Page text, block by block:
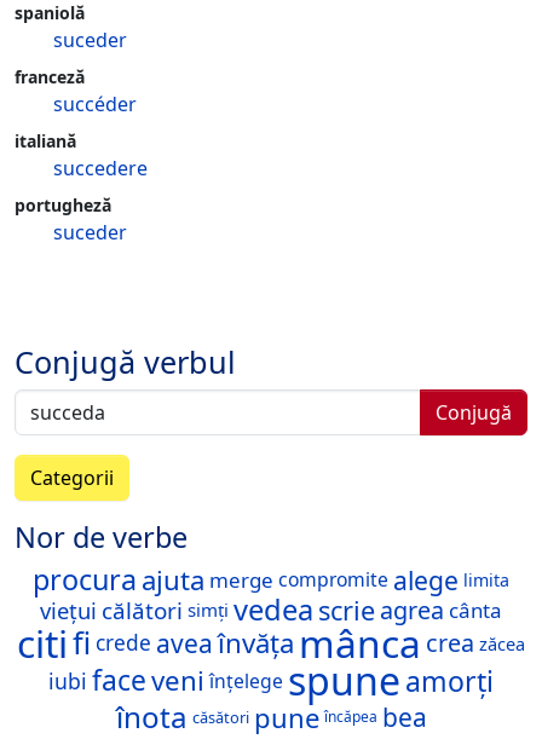
spaniolă
suceder
franceză
succéder
italiană
succedere
portugheză
suceder
Conjugă verbul
Conjugă
Categorii
Nor de verbe
procuraajuta merge compromite alege limita
viețui călători simți vedea scrieagrea cânta
citifi crede avea învăța mânca crea zăcea
iubi faceveni înțelege spuneamorți
înota căsători pune încăpea bea